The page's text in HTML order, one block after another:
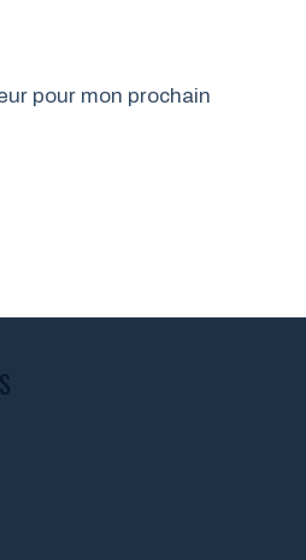
pour mon prochain